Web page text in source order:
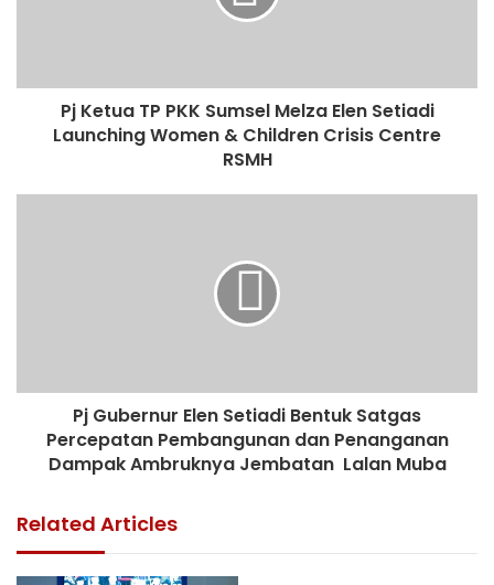
Pj Ketua TP PKK Sumsel Melza Elen Setiadi
Launching Women & Children Crisis Centre
RSMH
Pj Gubernur Elen Setiadi Bentuk Satgas
Percepatan Pembangunan dan Penanganan
Dampak Ambruknya Jembatan Lalan Muba
Related Articles